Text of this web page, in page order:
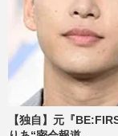
【独自】元『